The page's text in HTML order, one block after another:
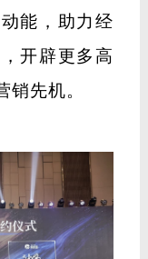
理叶伟健共
议，三方达
字化、智能
数字化获客
融合等核心
品牌渠道拓